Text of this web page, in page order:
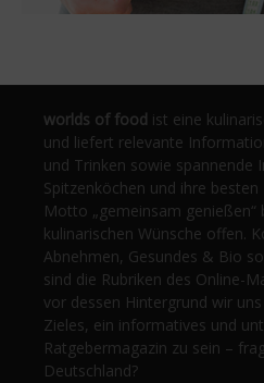
worlds of food ist eine
und liefert relevante
und Trinken sowie spannende
Spitzenköchen und ihre
Motto „gemeinsam genießen“
kulinarischen Wünsche offen.
Abnehmen, Gesundes & Bio
sind die Rubriken des Online-
vor dessen Hintergrund wir
Zieles, ein informatives und
Ratgebermagazin zu sein –
Deutschland?